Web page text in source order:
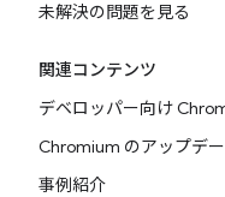
未解決の問題を見る
関連コンテンツ
デベロッパー向け
Chromium のアップデ
事例紹介